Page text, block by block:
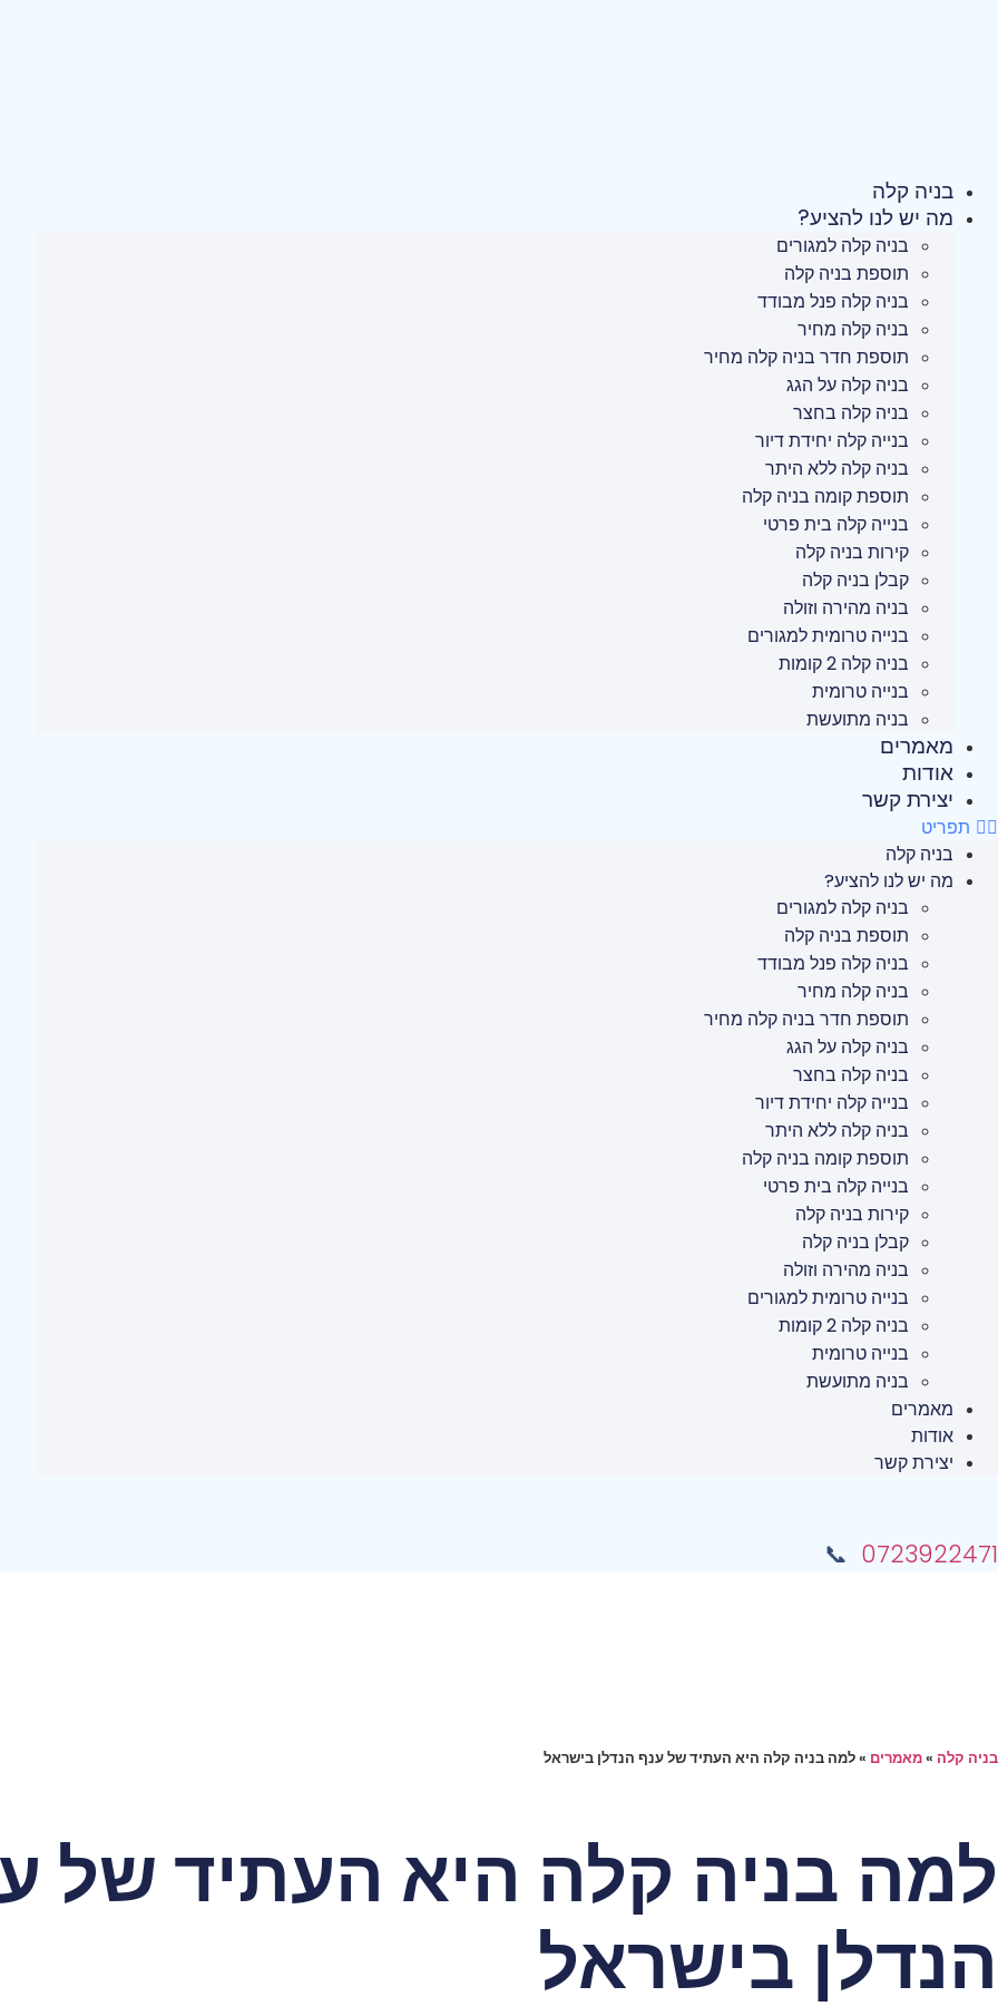
בניה קלה
מה יש לנו להציע?
בניה קלה למגורים
תוספת בניה קלה
בניה קלה פנל מבודד
בניה קלה מחיר
תוספת חדר בניה קלה מחיר
בניה קלה על הגג
בניה קלה בחצר
בנייה קלה יחידת דיור
בניה קלה ללא היתר
תוספת קומה בניה קלה
בנייה קלה בית פרטי
קירות בניה קלה
קבלן בניה קלה
בניה מהירה וזולה
בנייה טרומית למגורים
בניה קלה 2 קומות
בנייה טרומית
בניה מתועשת
מאמרים
אודות
יצירת קשר
תפריט
בניה קלה
מה יש לנו להציע?
בניה קלה למגורים
תוספת בניה קלה
בניה קלה פנל מבודד
בניה קלה מחיר
תוספת חדר בניה קלה מחיר
בניה קלה על הגג
בניה קלה בחצר
בנייה קלה יחידת דיור
בניה קלה ללא היתר
תוספת קומה בניה קלה
בנייה קלה בית פרטי
קירות בניה קלה
קבלן בניה קלה
בניה מהירה וזולה
בנייה טרומית למגורים
בניה קלה 2 קומות
בנייה טרומית
בניה מתועשת
מאמרים
אודות
יצירת קשר
0723922471
📞
בניה קלה »מאמרים »למה בניה קלה היא העתיד של ענף הנדלן בישראל
למה בניה קלה היא העתיד של
הנדלן בישראל